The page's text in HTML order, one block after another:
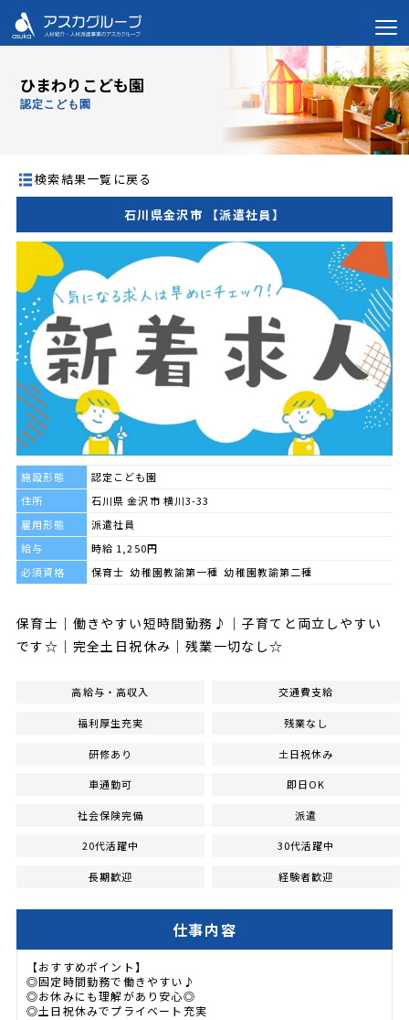
ひまわりこども園
認定こども園
検索結果一覧に戻る
石川県金沢市 【派遣社員】
施設形態
認定こども園
住所
石川県 金沢市 横川3-33
雇用形態
派遣社員
給与
時給 1,250円
必須資格
保育士 幼稚園教諭第一種 幼稚園教諭第二種
保育士｜働きやすい短時間勤務♪｜子育てと両立しやすい
です☆｜完全土日祝休み｜残業一切なし☆
高給与・高収入 交通費支給
福利厚生充実 残業なし
研修あり 土日祝休み
車通勤可 即日OK
社会保険完備 派遣
20代活躍中 30代活躍中
長期歓迎 経験者歓迎
仕事内容
【おすすめポイント】
◎固定時間勤務で働きやすい♪
◎お休みにも理解があり安心◎
◎土日祝休みでプライベート充実